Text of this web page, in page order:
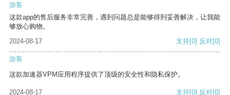
游客
这款app的售后服务非常完善，遇到问题总是能够得到妥善解决，让我能
够放心购物。
2024-08-17
支持[0] 反对[0]
游客
这款加速器VPM应用程序提供了顶级的安全性和隐私保护。
2024-08-17 支持[0] 反对[0]